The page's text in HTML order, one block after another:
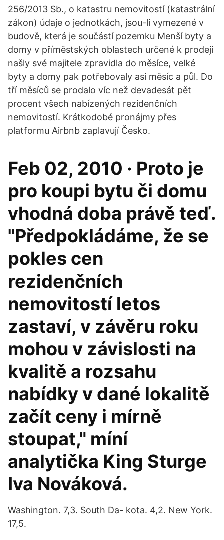
256/2013 Sb., o katastru nemovitostí (katastrální
zákon) údaje o jednotkách, jsou-li vymezené v
budově, která je součástí pozemku Menší byty a
domy v příměstských oblastech určené k prodeji
našly své majitele zpravidla do měsíce, velké
byty a domy pak potřebovaly asi měsíc a půl. Do
tří měsíců se prodalo víc než devadesát pět
procent všech nabízených rezidenčních
nemovitostí. Krátkodobé pronájmy přes
platformu Airbnb zaplavují Česko.
Feb 02, 2010 · Proto je
pro koupi bytu či domu
vhodná doba právě teď.
"Předpokládáme, že se
pokles cen
rezidenčních
nemovitostí letos
zastaví, v závěru roku
mohou v závislosti na
kvalitě a rozsahu
nabídky v dané lokalitě
začít ceny i mírně
stoupat," míní
analytička King Sturge
Iva Nováková.
Washington. 7,3. South Da- kota. 4,2. New York.
17,5.